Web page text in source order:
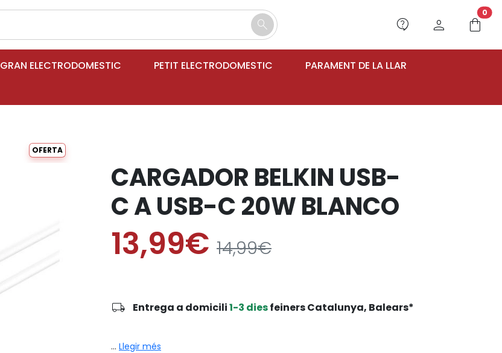
search contact_support person shopping_bag
0
GRAN ELECTRODOMESTIC PETIT ELECTRODOMESTIC
PARAMENT DE LA LLAR
OFERTA
CARGADOR BELKIN USB-
C A USB-C 20W BLANCO
13,99€ 14,99€
local_shipping Entrega a domicili1-3 diesfeiners Catalunya, Balears*
... Llegir més